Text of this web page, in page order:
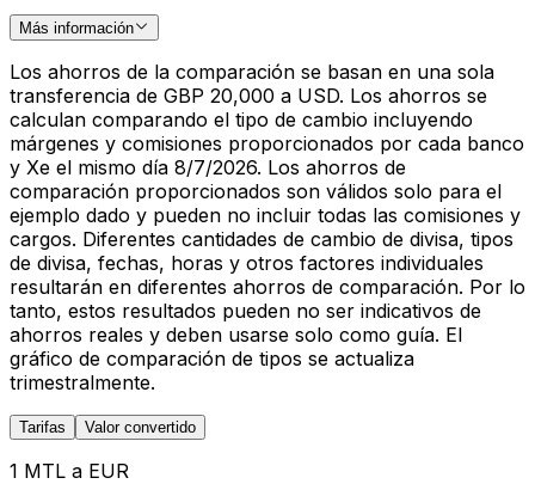
Más información
Los ahorros de la comparación se basan en una sola
transferencia de GBP 20,000 a USD. Los ahorros se
calculan comparando el tipo de cambio incluyendo
márgenes y comisiones proporcionados por cada banco
y Xe el mismo día 8/7/2026. Los ahorros de
comparación proporcionados son válidos solo para el
ejemplo dado y pueden no incluir todas las comisiones y
cargos. Diferentes cantidades de cambio de divisa, tipos
de divisa, fechas, horas y otros factores individuales
resultarán en diferentes ahorros de comparación. Por lo
tanto, estos resultados pueden no ser indicativos de
ahorros reales y deben usarse solo como guía. El
gráfico de comparación de tipos se actualiza
trimestralmente.
Tarifas Valor convertido
1 MTL a EUR